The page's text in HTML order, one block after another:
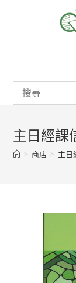
主日經課
> 商店 > 主日